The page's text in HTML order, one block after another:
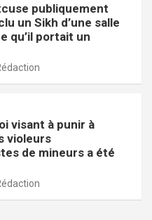
publiquement
un Sikh d’une salle
qu’il portait un
visant à punir à
violeurs
de mineurs a été